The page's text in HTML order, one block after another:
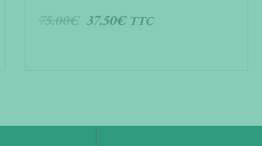
75.00€ 37.50€ TTC